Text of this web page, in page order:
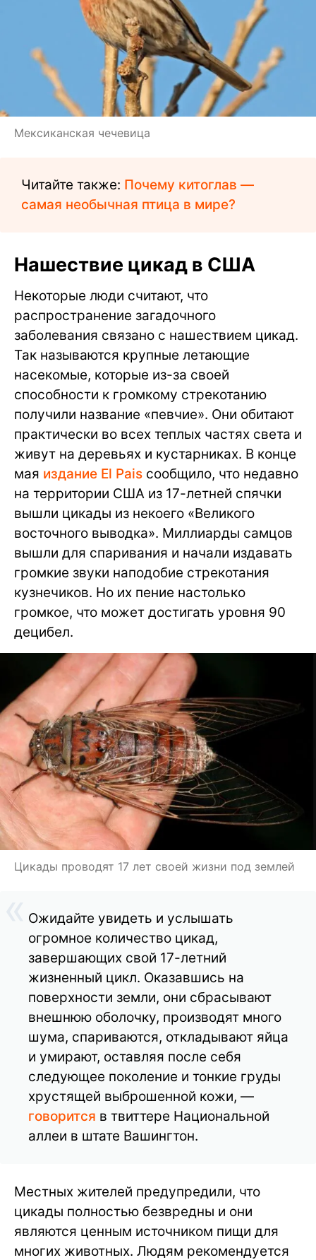
Мексиканская чечевица
Читайте также: Почему китоглав —
самая необычная птица в мире?
Нашествие цикад в США
Некоторые люди считают, что
распространение загадочного
заболевания связано с нашествием цикад.
Так называются крупные летающие
насекомые, которые из-за своей
способности к громкому стрекотанию
получили название «певчие». Они обитают
практически во всех теплых частях света и
живут на деревьях и кустарниках. В конце
мая издание El Pais сообщило, что недавно
на территории США из 17-летней спячки
вышли цикады из некоего «Великого
восточного выводка». Миллиарды самцов
вышли для спаривания и начали издавать
громкие звуки наподобие стрекотания
кузнечиков. Но их пение настолько
громкое, что может достигать уровня 90
децибел.
Цикады проводят 17 лет своей жизни под землей
Ожидайте увидеть и услышать
огромное количество цикад,
завершающих свой 17-летний
жизненный цикл. Оказавшись на
поверхности земли, они сбрасывают
внешнюю оболочку, производят много
шума, спариваются, откладывают яйца
и умирают, оставляя после себя
следующее поколение и тонкие груды
хрустящей выброшенной кожи, —
говорится в твиттере Национальной
аллеи в штате Вашингтон.
Местных жителей предупредили, что
цикады полностью безвредны и они
являются ценным источником пищи для
многих животных. Людям рекомендуется